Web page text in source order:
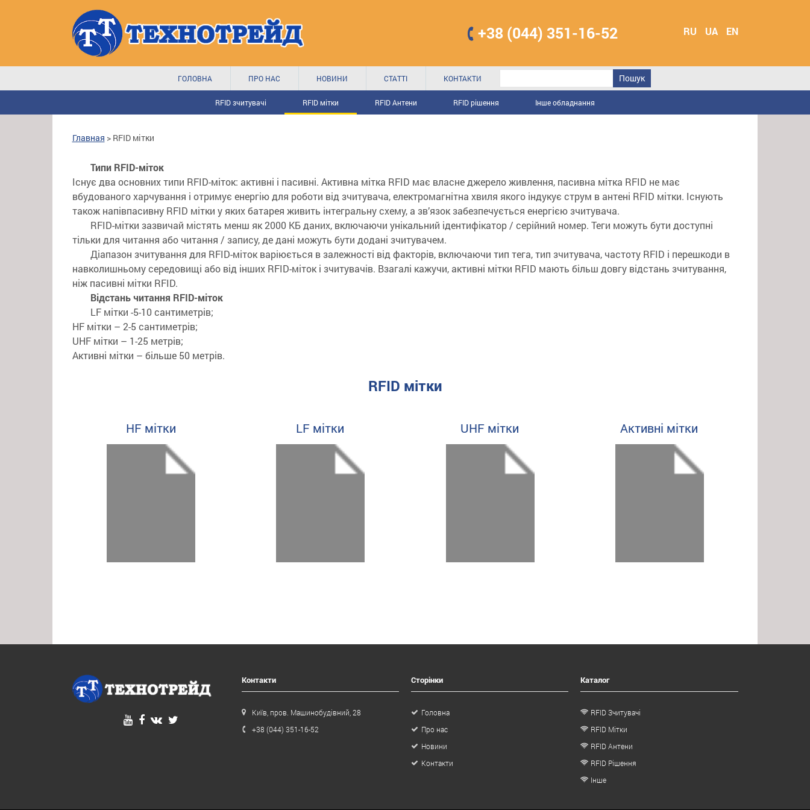
+38 (044) 351-16-52 RU UA EN
ГОЛОВНА ПРО НАС НОВИНИ СТАТТІ КОНТАКТИ
RFID зчитувачі RFID мітки RFID Антени RFID рішення Інше обладнання
Главная > RFID мітки
Типи RFID-міток
Існує два основних типи RFID-міток: активні і пасивні. Активна мітка RFID має власне джерело живлення, пасивна мітка RFID не має
вбудованого харчування і отримує енергію для роботи від зчитувача, електромагнітна хвиля якого індукує струм в антені RFID мітки. Існують
також напівпасивну RFID мітки у яких батарея живить інтегральну схему, а зв’язок забезпечується енергією зчитувача.
RFID-мітки зазвичай містять менш як 2000 КБ даних, включаючи унікальний ідентифікатор / серійний номер. Теги можуть бути доступні
тільки для читання або читання / запису, де дані можуть бути додані зчитувачем.
Діапазон зчитування для RFID-міток варіюється в залежності від факторів, включаючи тип тега, тип зчитувача, частоту RFID і перешкоди в
навколишньому середовищі або від інших RFID-міток і зчитувачів. Взагалі кажучи, активні мітки RFID мають більш довгу відстань зчитування,
ніж пасивні мітки RFID.
Відстань читання RFID-міток
LF мітки -5-10 сантиметрів;
HF мітки – 2-5 сантиметрів;
UHF мітки – 1-25 метрів;
Активні мітки – більше 50 метрів.
RFID мітки
HF мітки LF мітки UHF мітки Активні мітки
Контакти
Київ, пров. Машинобудівний, 28
+38 (044) 351-16-52
Сторінки
Головна
Про нас
Новини
Контакти
Каталог
RFID Зчитувачі
RFID Мітки
RFID Антени
RFID Рішення
Інше